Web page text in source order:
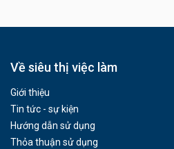
Về siêu thị việc làm
Giới thiệu
Tin tức - sự kiện
Hướng dẫn sử dụng
Thỏa thuận sử dụng